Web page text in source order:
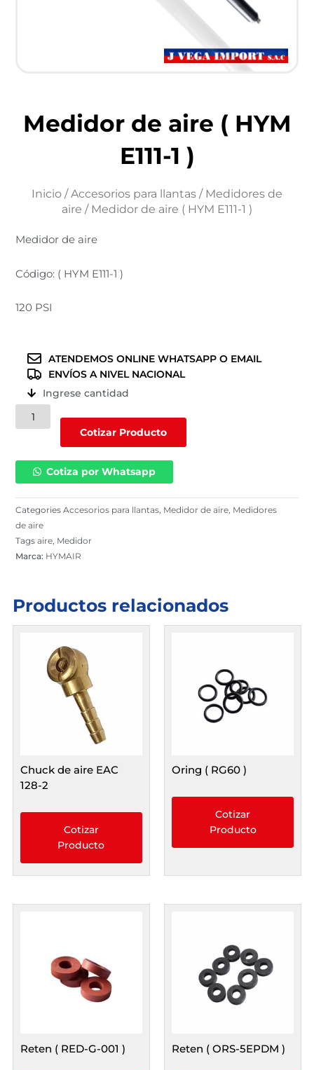
Medidor de aire ( HYM
E111-1 )
Inicio /Accesorios para llantas / Medidores de
aire / Medidor de aire ( HYM E111-1 )
Medidor de aire
Código: ( HYM E111-1 )
120 PSI
ATENDEMOS ONLINE WHATSAPP O EMAIL
ENVÍOS A NIVEL NACIONAL
Ingrese cantidad
Medidor
de
HYM
Cotizar Producto
Cotiza por Whatsapp
Categories Accesorios para llantas, Medidor de aire, Medidores
de aire
Tags aire, Medidor
Marca: HYMAIR
Productos relacionados
Chuck de aire EAC
128-2
Cotizar
Producto
Oring ( RG60 )
Cotizar
Producto
Reten ( RED-G-001 ) Reten ( ORS-5EPDM )